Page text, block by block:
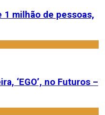
1 milhão de pessoas,
‘EGO’, no Futuros –